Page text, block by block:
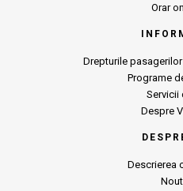
Orar
Drepturile
Programe
Servicii
Despre
Descrierea